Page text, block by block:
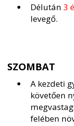
Délután 3
levegő.
SZOMBAT
A kezdeti
követően
felében